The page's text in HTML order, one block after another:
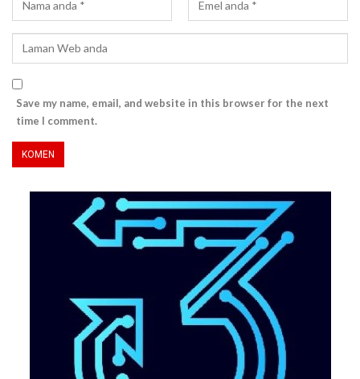
Save my name, email, and website in this browser for the next
time I comment.